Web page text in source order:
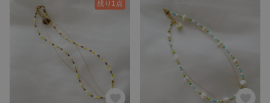
残り1点